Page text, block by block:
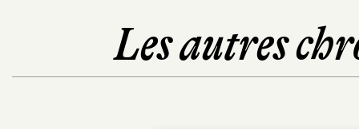
Les autres